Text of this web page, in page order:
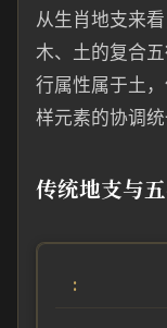
从生肖地支来
木、土的复合
行属性属于土
样元素的协调统
传统地支与